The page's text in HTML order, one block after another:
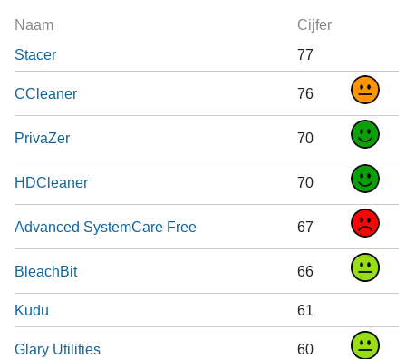
Naam Cijfer
Stacer 77
CCleaner 76
PrivaZer 70
HDCleaner 70
Advanced SystemCare Free 67
BleachBit 66
Kudu 61
Glary Utilities 60